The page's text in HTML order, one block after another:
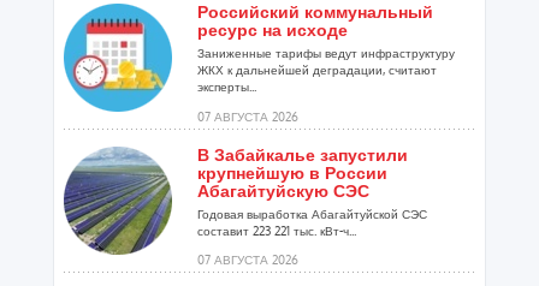
Российский коммунальный
ресурс на исходе
Заниженные тарифы ведут инфраструктуру
ЖКХ к дальнейшей деградации, считают
эксперты...
07 АВГУСТА 2026
В Забайкалье запустили
крупнейшую в России
Абагайтуйскую СЭС
Годовая выработка Абагайтуйской СЭС
составит 223 221 тыс. кВт-ч...
07 АВГУСТА 2026